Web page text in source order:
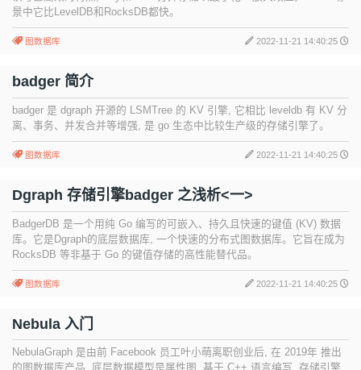
景中它比LevelDB和RocksDB都快。
图数据库 2022-11-21 14:40:25
badger 简介
badger 是 dgraph 开源的 LSMTree 的 KV 引擎, 它相比 leveldb 有 KV 分
离、事务、并发合并等增强, 是 go 生态中比较生产级的存储引擎了。
图数据库 2022-11-21 14:40:25
Dgraph 存储引擎badger 之浅析<一>
BadgerDB 是一个用纯 Go 编写的可嵌入、持久且快速的键值 (KV) 数据
库。它是Dgraph的底层数据库, 一个快速的分布式图数据库。它旨在成为
RocksDB 等非基于 Go 的键值存储的高性能替代品。
图数据库 2022-11-21 14:40:25
Nebula 入门
NebulaGraph 是由前 Facebook 员工叶小萌离职创业后, 在 2019年 推出
的图数据库产品, 底层数据模型是属性图, 基于 C++ 语言编写, 存储引擎